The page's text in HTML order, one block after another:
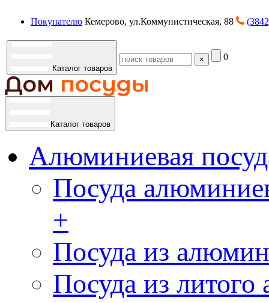
Покупателю Кемерово, ул.Коммунистическая, 88
Каталог товаров
× 0
Каталог товаров
Алюминиевая
Посуда
+
Посуда из
Посуда из